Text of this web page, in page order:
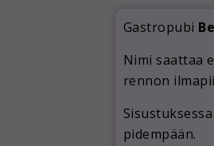
Gastropubi
Nimi saattaa
rennon
pidempään.